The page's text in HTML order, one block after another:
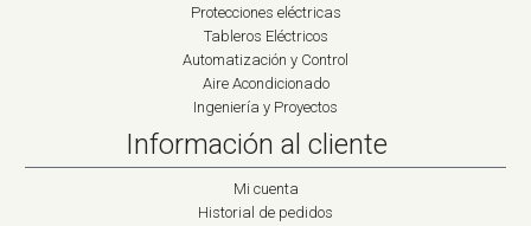
Protecciones eléctricas
Tableros Eléctricos
Automatización y Control
Aire Acondicionado
Ingeniería y Proyectos
Información al cliente
Mi cuenta
Historial de pedidos